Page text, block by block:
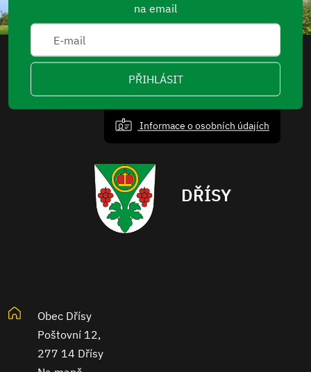
na email
PŘIHLÁSIT
Informace o osobních údajích
DŘÍSY
Obec Dřísy
Poštovní 12,
277 14 Dřísy